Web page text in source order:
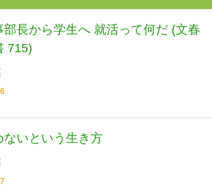
部長から学生へ 就活って何だ (文春
715)
ないという生き方